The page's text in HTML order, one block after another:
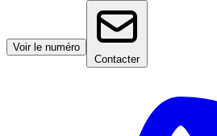
Voir le numéro
Contacter